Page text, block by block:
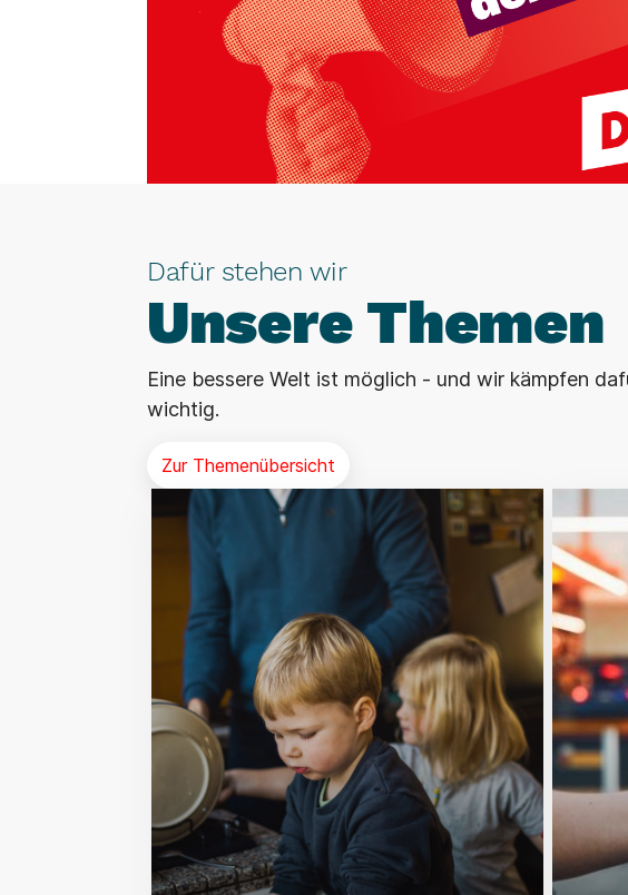
Dafür stehen wir
Unsere Themen
Eine bessere Welt ist möglich - und wir kämpfen
wichtig.
Zur Themenübersicht